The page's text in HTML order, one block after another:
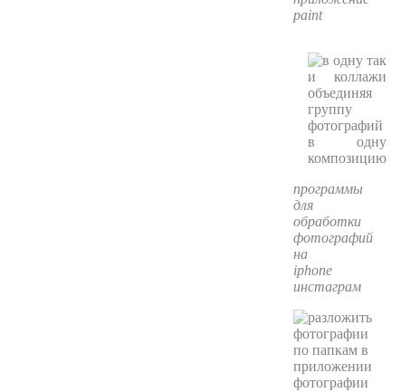
paint
программы
для
обработки
фотографий
на
iphone
инстаграм